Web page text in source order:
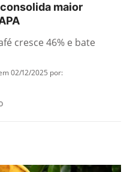
maior
cresce 46% e bate
02/12/2025 por: